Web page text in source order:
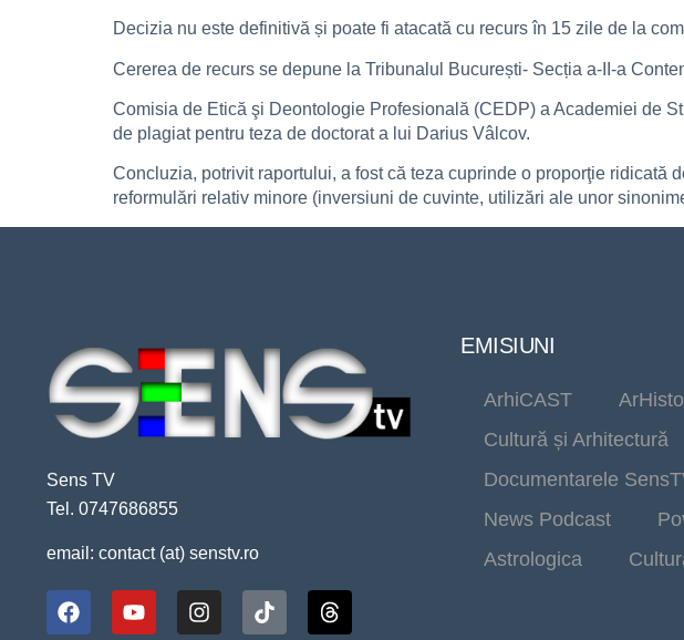
Decizia nu este definitivă și poate fi atacată cu recurs în 15 zile de la
Cererea de recurs se depune la Tribunalul București- Secția a-II-a
Comisia de Etică şi Deontologie Profesională (CEDP) a Academiei de
de plagiat pentru teza de doctorat a lui Darius Vâlcov.
Concluzia, potrivit raportului, a fost că teza cuprinde o proporţie ridicată
reformulări relativ minore (inversiuni de cuvinte, utilizări ale unor
Sens TV
Tel. 0747686855
email: contact (at) senstv.ro
EMISIUNI
ArhiCAST
Cultură și Arhitectură
Documentarele
News Podcast
Astrologica